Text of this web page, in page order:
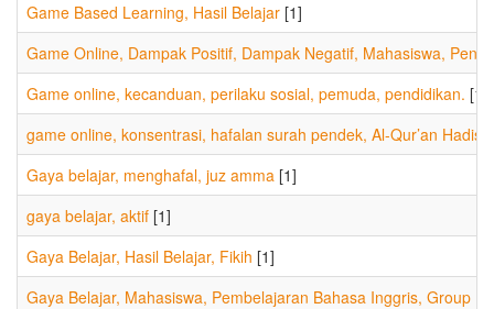
Game Based Learning, Hasil Belajar [1]
Game Online, Dampak Positif, Dampak Negatif, Mahasiswa,
Game online, kecanduan, perilaku sosial, pemuda, pendidikan. [1]
game online, konsentrasi, hafalan surah pendek, Al-Qur’an
Gaya belajar, menghafal, juz amma [1]
gaya belajar, aktif [1]
Gaya Belajar, Hasil Belajar, Fikih [1]
Gaya Belajar, Mahasiswa, Pembelajaran Bahasa Inggris, Group